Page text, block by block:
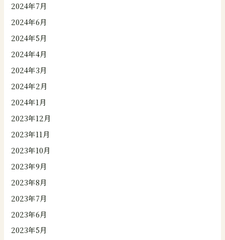
2024年7月
2024年6月
2024年5月
2024年4月
2024年3月
2024年2月
2024年1月
2023年12月
2023年11月
2023年10月
2023年9月
2023年8月
2023年7月
2023年6月
2023年5月